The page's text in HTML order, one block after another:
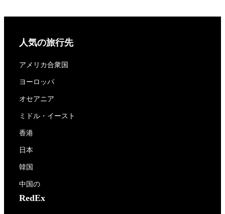
人気の旅行先
アメリカ合衆国
ヨーロッパ
オセアニア
ミドル・イースト
香港
日本
韓国
中国の
RedEx